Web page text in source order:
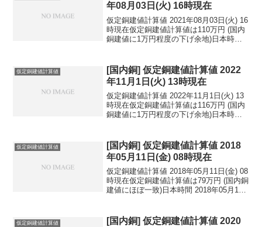
年08月03日(火) 16時現在
仮定銅建値計算値 2021年08月03日(火) 16
時現在仮定銅建値計算値は110万円 (国内
銅建値に1万円程度の下げ余地)日本時間
民元：...
仮定銅建値計算値
[国内銅] 仮定銅建値計算値 2022
年11月1日(火) 13時現在
仮定銅建値計算値 2022年11月1日(火) 13
時現在仮定銅建値計算値は116万円 (国内
銅建値に1万円程度の下げ余地)日本時間
1ドル：...
仮定銅建値計算値
[国内銅] 仮定銅建値計算値 2018
年05月11日(金) 08時現在
仮定銅建値計算値 2018年05月11日(金) 08
時現在仮定銅建値計算値は79万円 (国内銅
建値にほぼ一致)日本時間 2018年05月11
円...
仮定銅建値計算値
[国内銅] 仮定銅建値計算値 2020